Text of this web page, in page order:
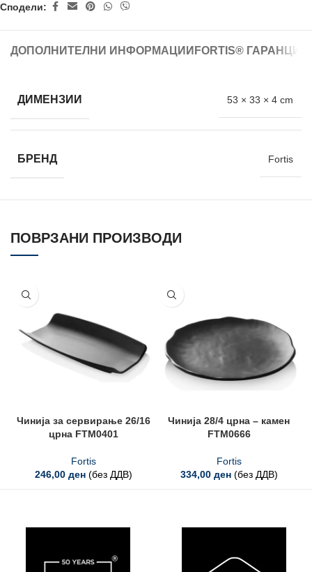
Сподели:
ДОПОЛНИТЕЛНИ ИНФОРМАЦИИ FORTIS®
ДИМЕНЗИИ 53 × 33 × 4 cm
БРЕНД Fortis
ПОВРЗАНИ ПРОИЗВОДИ
Чинија за сервирање 26/16
црна FTM0401
Fortis
246,00 ден (без ДДВ)
Чинија 28/4 црна – камен
FTM0666
Fortis
334,00 ден (без ДДВ)